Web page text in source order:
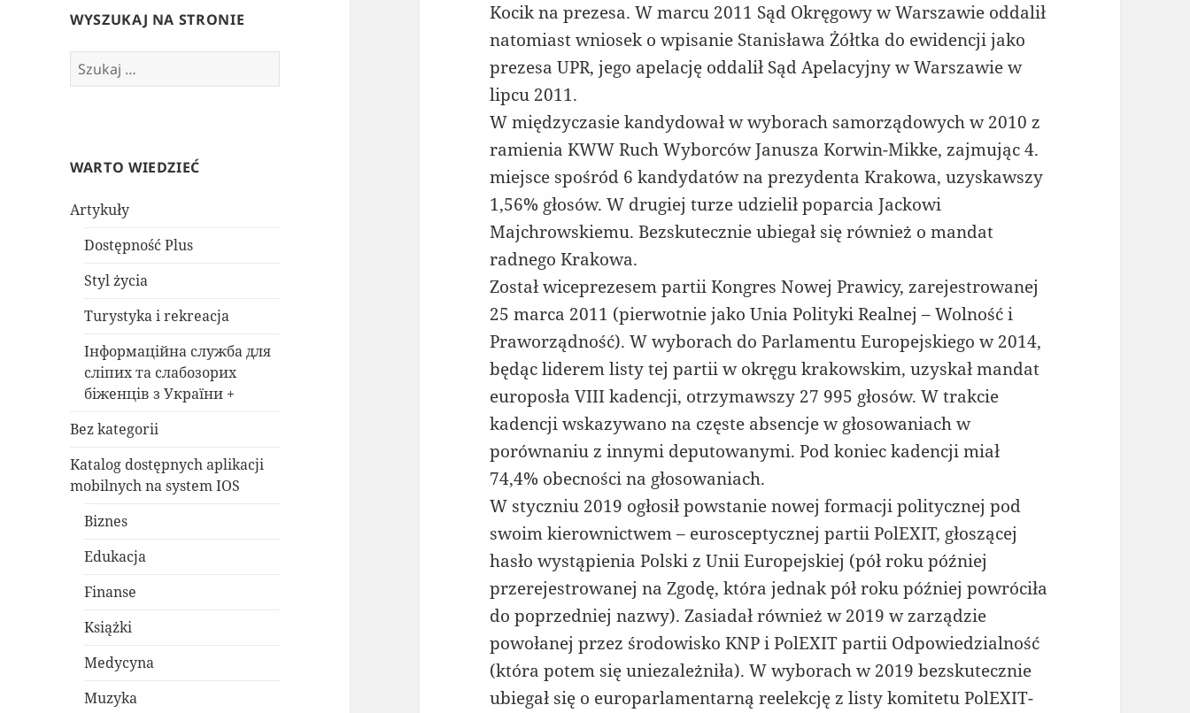
WYSZUKAJ NA STRONIE
Szukaj:
WARTO WIEDZIEĆ
Artykuły
Dostępność Plus
Styl życia
Turystyka i rekreacja
Інформаційна служба для
сліпих та слабозорих
біженців з України +
Bez kategorii
Katalog dostępnych aplikacji
mobilnych na system IOS
Biznes
Edukacja
Finanse
Książki
Medycyna
Muzyka
Kocik na prezesa. W marcu 2011 Sąd Okręgowy w Warszawie oddalił
natomiast wniosek o wpisanie Stanisława Żółtka do ewidencji jako
prezesa UPR, jego apelację oddalił Sąd Apelacyjny w Warszawie w
lipcu 2011.
W międzyczasie kandydował w wyborach samorządowych w 2010 z
ramienia KWW Ruch Wyborców Janusza Korwin-Mikke, zajmując 4.
miejsce spośród 6 kandydatów na prezydenta Krakowa, uzyskawszy
1,56% głosów. W drugiej turze udzielił poparcia Jackowi
Majchrowskiemu. Bezskutecznie ubiegał się również o mandat
radnego Krakowa.
Został wiceprezesem partii Kongres Nowej Prawicy, zarejestrowanej
25 marca 2011 (pierwotnie jako Unia Polityki Realnej – Wolność i
Praworządność). W wyborach do Parlamentu Europejskiego w 2014,
będąc liderem listy tej partii w okręgu krakowskim, uzyskał mandat
europosła VIII kadencji, otrzymawszy 27 995 głosów. W trakcie
kadencji wskazywano na częste absencje w głosowaniach w
porównaniu z innymi deputowanymi. Pod koniec kadencji miał
74,4% obecności na głosowaniach.
W styczniu 2019 ogłosił powstanie nowej formacji politycznej pod
swoim kierownictwem – eurosceptycznej partii PolEXIT, głoszącej
hasło wystąpienia Polski z Unii Europejskiej (pół roku później
przerejestrowanej na Zgodę, która jednak pół roku później powróciła
do poprzedniej nazwy). Zasiadał również w 2019 w zarządzie
powołanej przez środowisko KNP i PolEXIT partii Odpowiedzialność
(która potem się uniezależniła). W wyborach w 2019 bezskutecznie
ubiegał się o europarlamentarną reelekcję z listy komitetu PolEXIT-